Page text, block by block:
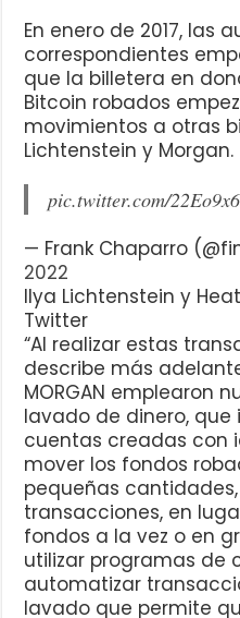
En enero de 2017, las
correspondientes
que la billetera en
Bitcoin robados
movimientos a otras
Lichtenstein y Morgan.
pic.twitter.com/
— Frank Chaparro
2022
Ilya Lichtenstein y
Twitter
“Al realizar estas
describe más adelante,
MORGAN emplearon
lavado de dinero, que
cuentas creadas con
mover los fondos
pequeñas
transacciones, en
fondos a la vez o en
utilizar programas de
automatizar
lavado que permite